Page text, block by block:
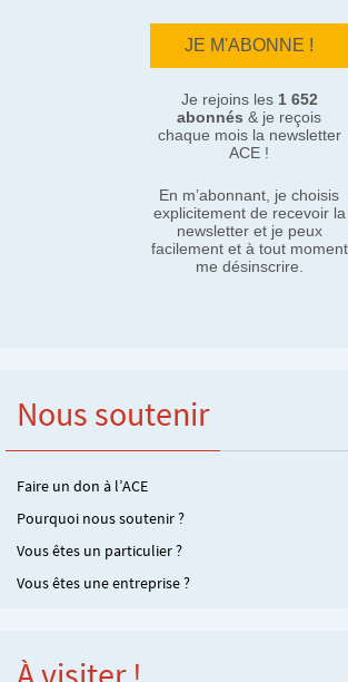
Je rejoins les 1 652
abonnés & je reçois
chaque mois la newsletter
ACE !
En m’abonnant, je choisis
explicitement de recevoir la
newsletter et je peux
facilement et à tout moment
me désinscrire.
Nous soutenir
Faire un don à l’ACE
Pourquoi nous soutenir ?
Vous êtes un particulier ?
Vous êtes une entreprise ?